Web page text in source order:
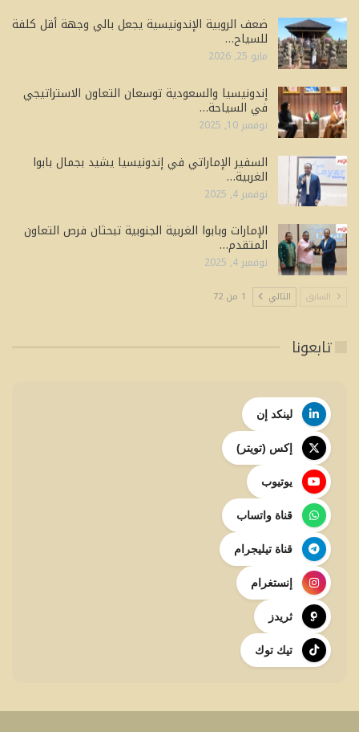
ضعف الروبية الإندونيسية يجعل بالي وجهة أقل كلفة
للسياح…
مايو 25, 2026
إندونيسيا والسعودية توسعان التعاون الاستراتيجي
في السياحة…
نوفمبر 10, 2025
السفير الإماراتي في إندونيسيا يشيد بجمال بابوا
الغربية…
نوفمبر 4, 2025
الإمارات وبابوا الغربية الجنوبية تبحثان فرص التعاون
المتقدم…
نوفمبر 4, 2025
السابق التالي 1 من 72
تابعونا
لينكد إن
إكس (تويتر)
يوتيوب
قناة واتساب
قناة تيليجرام
إنستغرام
ثريدز
تيك توك